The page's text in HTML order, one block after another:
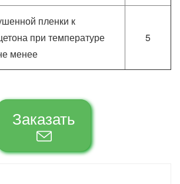
пленки к
при температуре
менее
5
Заказать